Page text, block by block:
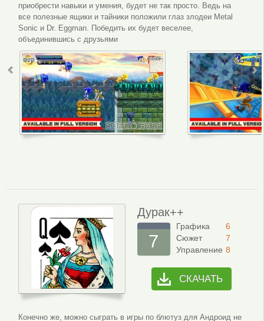
приобрести навыки и умения, будет не так просто. Ведь на
все полезные ящики и тайники положили глаз злодеи Metal
Sonic и Dr. Eggman. Победить их будет веселее,
объединившись с друзьями
Дурак++
7
Графика
Сюжет
Управление
6
7
8
СКАЧАТЬ
Конечно же, можно сыграть в игры по блютуз для Андроид не